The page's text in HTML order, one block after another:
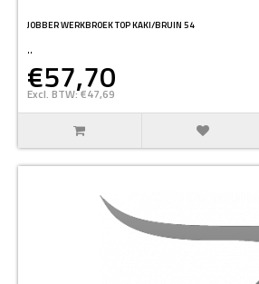
JOBBER WERKBROEK TOP KAKI/BRUIN 54
..
€57,70
Excl. BTW: €47,69